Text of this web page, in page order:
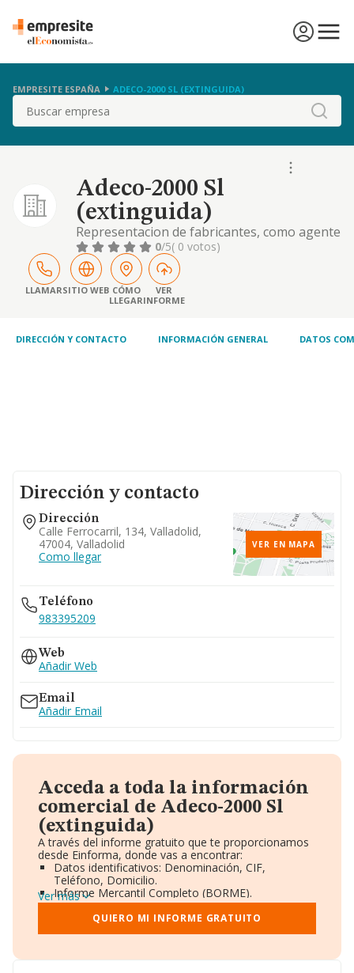
EMPRESITE ESPAÑA ADECO-2000 SL (EXTINGUIDA)
Buscar
Adeco-2000 Sl
(extinguida)
Representacion de fabricantes, como agente
comercial, a traves de contrato de agencia de
cualquier clase de electrodomesticos y
mobiliario para el hogar o la industria, asi
como la distribucion de los mismos etc.
0/5( 0 votos)
LLAMARSITIO WEB CÓMO
LLEGAR
VER
INFORME
DIRECCIÓN Y CONTACTO INFORMACIÓN GENERAL DATOS
Dirección y contacto
Dirección
Calle Ferrocarril, 134, Valladolid,
47004, Valladolid
Como llegar
VER EN MAPA
Teléfono
983395209
Web
Añadir Web
Email
Añadir Email
Acceda a toda la información
comercial de Adeco-2000 Sl
(extinguida)
A través del informe gratuito que te proporcionamos
desde Einforma, donde vas a encontrar:
Datos identificativos: Denominación, CIF,
Teléfono, Domicilio.
Informe Mercantil Completo (BORME).
Gráficos de Evolución Ventas y Empleados.
Consejo de Administración y Administradores.
Directivos y Ejecutivos.
Ver más
QUIERO MI INFORME GRATUITO